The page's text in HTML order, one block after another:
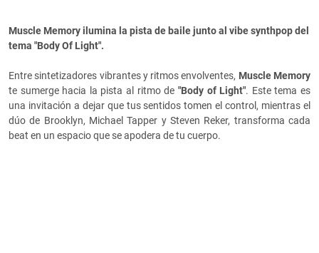
Muscle Memory ilumina la pista de baile junto al vibe synthpop del
tema "Body Of Light".
Entre sintetizadores vibrantes y ritmos envolventes, Muscle Memory
te sumerge hacia la pista al ritmo de "Body of Light". Este tema es
una invitación a dejar que tus sentidos tomen el control, mientras el
dúo de Brooklyn, Michael Tapper y Steven Reker, transforma cada
beat en un espacio que se apodera de tu cuerpo.